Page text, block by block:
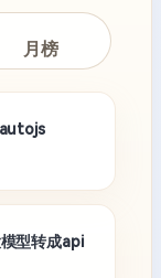
月榜
型转成api